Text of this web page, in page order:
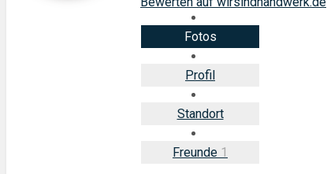
Fotos
Profil
Standort
Freunde 1